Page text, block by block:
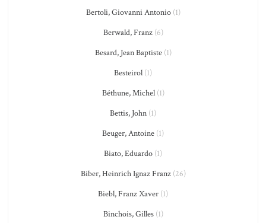
Bertoli, Giovanni Antonio(1)
Berwald, Franz(6)
Besard, Jean Baptiste(1)
Besteirol (1)
Béthune, Michel(1)
Bettis, John (1)
Beuger, Antoine (1)
Biato, Eduardo (1)
Biber, Heinrich Ignaz Franz(26)
Biebl, Franz Xaver (1)
Binchois, Gilles(1)